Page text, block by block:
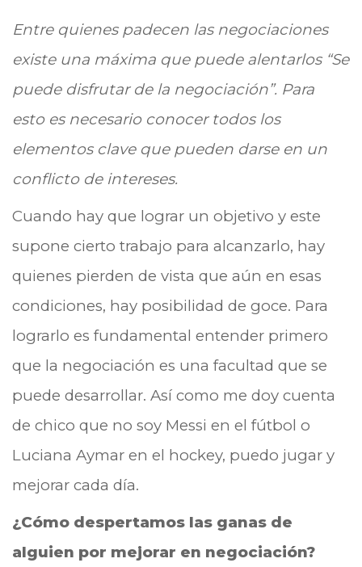
Entre quienes padecen las negociaciones
existe una máxima que puede alentarlos “Se
puede disfrutar de la negociación”. Para
esto es necesario conocer todos los
elementos clave que pueden darse en un
conflicto de intereses.
Cuando hay que lograr un objetivo y este
supone cierto trabajo para alcanzarlo, hay
quienes pierden de vista que aún en esas
condiciones, hay posibilidad de goce. Para
lograrlo es fundamental entender primero
que la negociación es una facultad que se
puede desarrollar. Así como me doy cuenta
de chico que no soy Messi en el fútbol o
Luciana Aymar en el hockey, puedo jugar y
mejorar cada día.
¿Cómo despertamos las ganas de
alguien por mejorar en negociación?